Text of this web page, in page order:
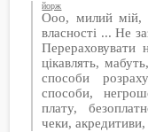
йорж
Ооо, милий мій,
власності ... Не
цікавлять,
способи
способи,
плату,
чеки, акредитиви,